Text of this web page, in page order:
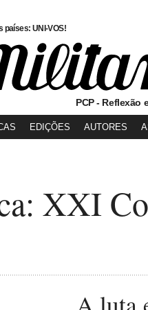
países: UNI-VOS!
PCP - Reflexão
EDIÇÕES AUTORES
XXI